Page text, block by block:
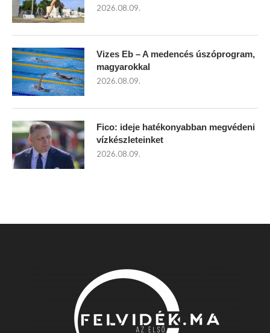
2026.08.09.
Vizes Eb – A medencés úszóprogram,
magyarokkal
2026.08.09.
Fico: ideje hatékonyabban megvédeni
vízkészleteinket
2026.08.09.